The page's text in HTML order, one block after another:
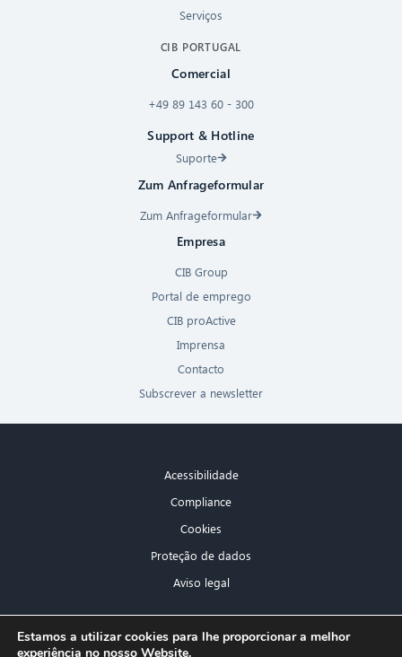
Serviços
CIB PORTUGAL
Comercial
+49 89 143 60 - 300
Support & Hotline
Suporte
Zum Anfrageformular
Zum Anfrageformular
Empresa
CIB Group
Portal de emprego
CIB proActive
Imprensa
Contacto
Subscrever a newsletter
Acessibilidade
Compliance
Cookies
Proteção de dados
Aviso legal
Estamos a utilizar cookies para lhe proporcionar a melhor
experiência no nosso Website.